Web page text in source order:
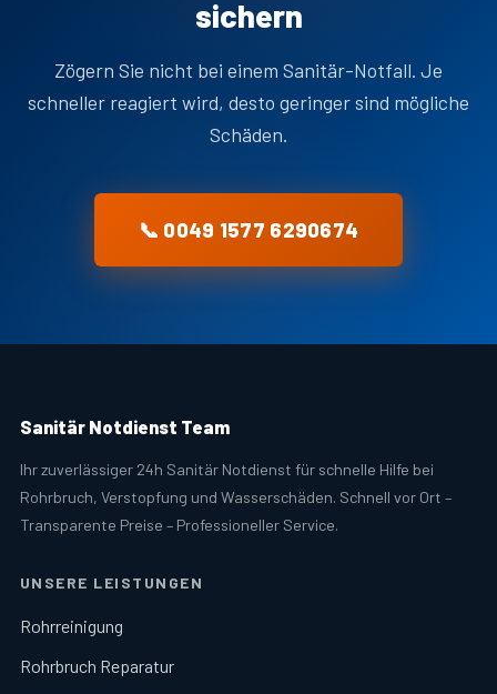
sichern
Zögern Sie nicht bei einem Sanitär-Notfall. Je
schneller reagiert wird, desto geringer sind mögliche
Schäden.
📞 0049 1577 6290674
Sanitär Notdienst Team
Ihr zuverlässiger 24h Sanitär Notdienst für schnelle Hilfe bei
Rohrbruch, Verstopfung und Wasserschäden. Schnell vor Ort –
Transparente Preise – Professioneller Service.
UNSERE LEISTUNGEN
Rohrreinigung
Rohrbruch Reparatur